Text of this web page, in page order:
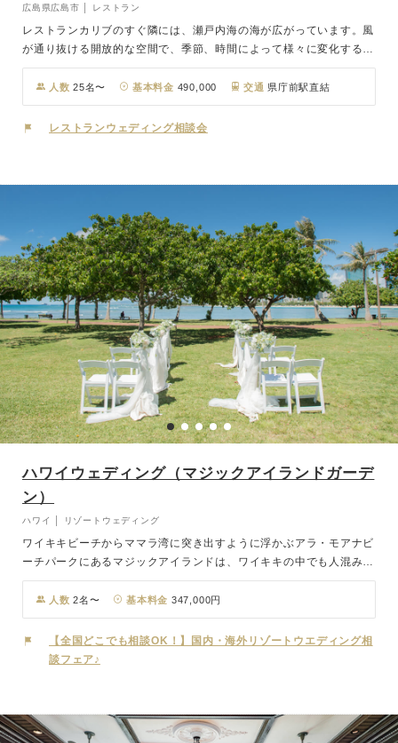
広島県広島市 │ レストラン
レストランカリブのすぐ隣には、瀬戸内海の海が広がっています。風
が通り抜ける開放的な空間で、季節、時間によって様々に変化する瀬
戸内海の表情をお楽しみください。また、レストランカリブではドッ
グランスペースやキッズスペースなどをご用意しております。老若男
女、お子様のいらっしゃるゲストの方や大切なワンちゃん立ち合いの
もと、心温まる自由度の高い挙式・パーティを行うことが可能です。
人数 25名〜 基本料金 490,000 交通 県庁前駅直結
レストランウェディング相談会
ハワイウェディング（マジックアイランドガーデ
ン）
ハワイ │ リゾートウェディング
ワイキキビーチからママラ湾に突き出すように浮かぶアラ・モアナビ
ーチパークにあるマジックアイランドは、ワイキキの中でも人混みの
ない穴場スポットとして有名。ウクレレの音色をバックに、緑がまぶ
しい開放的なガーデンウェディングが叶います。有名なアラ・モアナ
センターも近く、挙式前後のショッピングも楽しみの一つです。
人数 2名〜 基本料金 347,000円
【全国どこでも相談OK！】国内・海外リゾートウエディング相
談フェア♪